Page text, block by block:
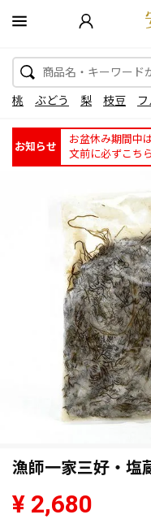
桃 ぶどう 梨 枝豆
お知らせ
お盆休み期間中
文前に必ずこち
漁師一家三好・塩
¥ 2,680